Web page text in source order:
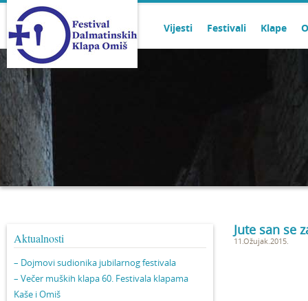
Vijesti Festivali Klape
Aktualnosti
– Dojmovi sudionika jubilarnog festivala
– Večer muških klapa 60. Festivala klapama
Kaše i Omiš
Jute san se
11.Ožujak.2015.